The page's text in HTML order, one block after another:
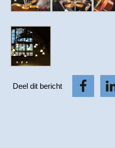
Deel dit bericht